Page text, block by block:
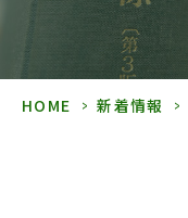
HOME > 新着情報 >